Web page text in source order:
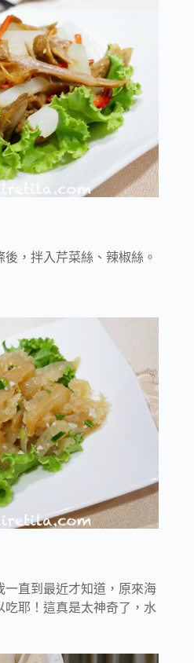
，拌入芹菜絲、辣椒絲。
直到最近才知道，原來海
耶！這真是太神奇了，水